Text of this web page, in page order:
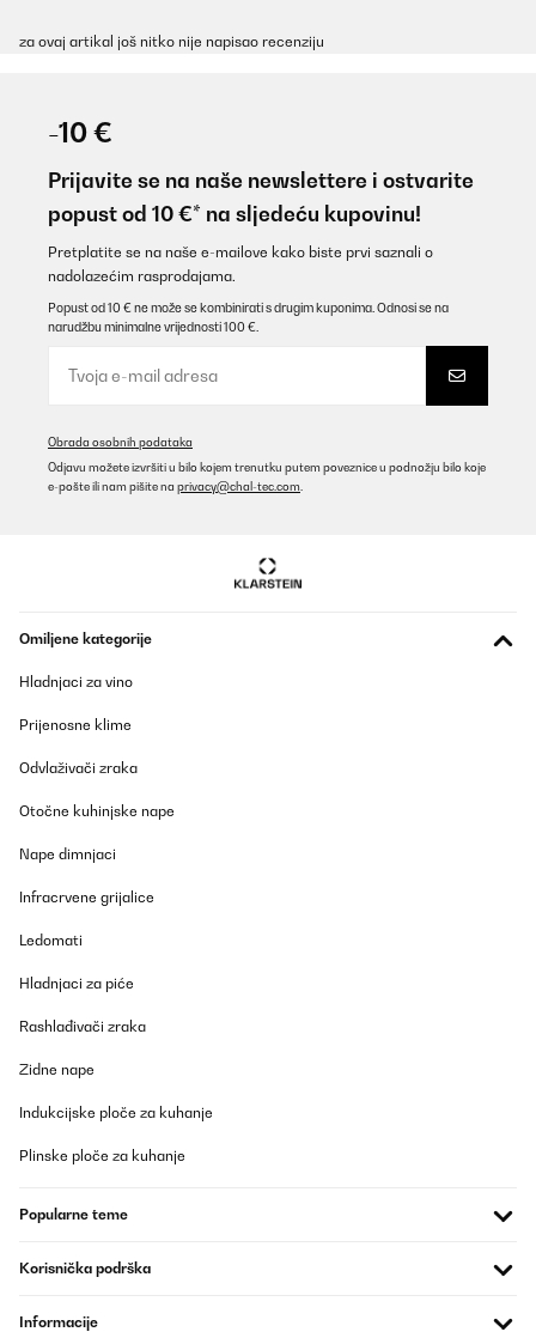
za ovaj artikal još nitko nije napisao recenziju
-10 €
Prijavite se na naše newslettere i ostvarite
popust od 10 €* na sljedeću kupovinu!
Pretplatite se na naše e-mailove kako biste prvi saznali o
nadolazećim rasprodajama.
Popust od 10 € ne može se kombinirati s drugim kuponima. Odnosi se na
narudžbu minimalne vrijednosti 100 €.
Obrada osobnih podataka
Odjavu možete izvršiti u bilo kojem trenutku putem poveznice u podnožju bilo koje
e-pošte ili nam pišite na privacy@chal-tec.com
Omiljene kategorije
Hladnjaci za vino
Prijenosne klime
Odvlaživači zraka
Otočne kuhinjske nape
Nape dimnjaci
Infracrvene grijalice
Ledomati
Hladnjaci za piće
Rashlađivači zraka
Zidne nape
Indukcijske ploče za kuhanje
Plinske ploče za kuhanje
Popularne teme
Korisnička podrška
Informacije